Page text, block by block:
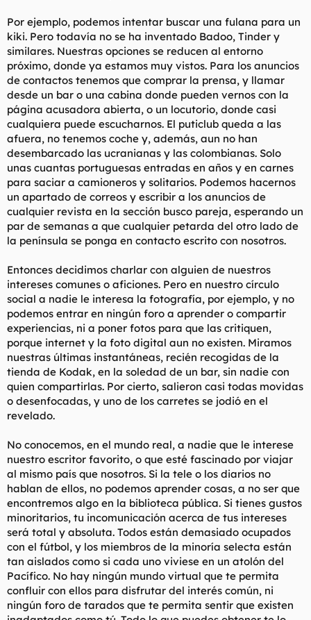
Por ejemplo, podemos intentar buscar una fulana para un
kiki. Pero todavía no se ha inventado Badoo, Tinder y
similares. Nuestras opciones se reducen al entorno
próximo, donde ya estamos muy vistos. Para los anuncios
de contactos tenemos que comprar la prensa, y llamar
desde un bar o una cabina donde pueden vernos con la
página acusadora abierta, o un locutorio, donde casi
cualquiera puede escucharnos. El puticlub queda a las
afuera, no tenemos coche y, además, aun no han
desembarcado las ucranianas y las colombianas. Solo
unas cuantas portuguesas entradas en años y en carnes
para saciar a camioneros y solitarios. Podemos hacernos
un apartado de correos y escribir a los anuncios de
cualquier revista en la sección busco pareja, esperando un
par de semanas a que cualquier petarda del otro lado de
la península se ponga en contacto escrito con nosotros.
Entonces decidimos charlar con alguien de nuestros
intereses comunes o aficiones. Pero en nuestro círculo
social a nadie le interesa la fotografía, por ejemplo, y no
podemos entrar en ningún foro a aprender o compartir
experiencias, ni a poner fotos para que las critiquen,
porque internet y la foto digital aun no existen. Miramos
nuestras últimas instantáneas, recién recogidas de la
tienda de Kodak, en la soledad de un bar, sin nadie con
quien compartirlas. Por cierto, salieron casi todas movidas
o desenfocadas, y uno de los carretes se jodió en el
revelado.
No conocemos, en el mundo real, a nadie que le interese
nuestro escritor favorito, o que esté fascinado por viajar
al mismo país que nosotros. Si la tele o los diarios no
hablan de ellos, no podemos aprender cosas, a no ser que
encontremos algo en la biblioteca pública. Si tienes gustos
minoritarios, tu incomunicación acerca de tus intereses
será total y absoluta. Todos están demasiado ocupados
con el fútbol, y los miembros de la minoría selecta están
tan aislados como si cada uno viviese en un atolón del
Pacífico. No hay ningún mundo virtual que te permita
confluir con ellos para disfrutar del interés común, ni
ningún foro de tarados que te permita sentir que existen